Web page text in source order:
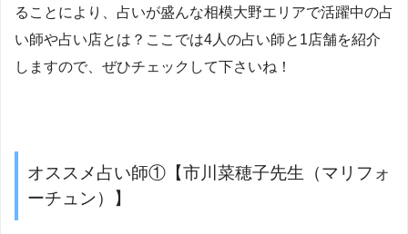
ることにより、占いが盛んな相模大野エリアで活躍中の占
い師や占い店とは？ここでは4人の占い師と1店舗を紹介
しますので、ぜひチェックして下さいね！
オススメ占い師①【市川菜穂子先生（マリフォ
ーチュン）】